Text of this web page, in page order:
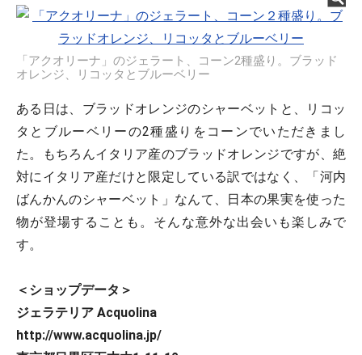
「アクオリーナ」のジェラート、コーン2種盛り。ブラッド
オレンジ、リコッタとブルーベリー
ある日は、ブラッドオレンジのシャーベットと、リコッ
タとブルーベリーの2種盛りをコーンでいただきまし
た。もちろんイタリア産のブラッドオレンジですが、絶
対にイタリア産だけと限定している訳ではなく、「河内
ばんかんのシャーベット」なんて、日本の果実を使った
物が登場することも。そんな意外な出会いも楽しみで
す。
＜ショップデータ＞
ジェラテリア Acquolina
http://www.acquolina.jp/